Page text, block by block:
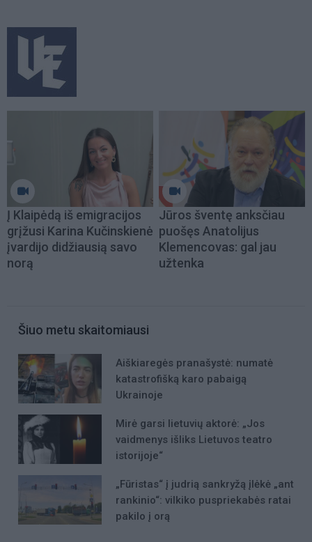
Į Klaipėdą iš emigracijos
grįžusi Karina Kučinskienė
įvardijo didžiausią savo
norą
Jūros šventę anksčiau
puošęs Anatolijus
Klemencovas: gal jau
užtenka
Šiuo metu skaitomiausi
Aiškiaregės pranašystė: numatė
katastrofišką karo pabaigą
Ukrainoje
Mirė garsi lietuvių aktorė: „Jos
vaidmenys išliks Lietuvos teatro
istorijoje“
„Fūristas“ į judrią sankryžą įlėkė „ant
rankinio“: vilkiko puspriekabės ratai
pakilo į orą